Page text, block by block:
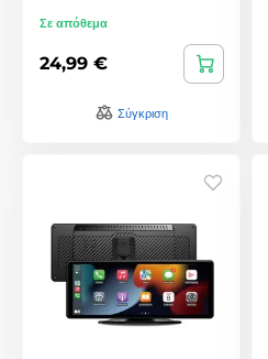
Σε απόθεμα
24,99 €
Σύγκριση